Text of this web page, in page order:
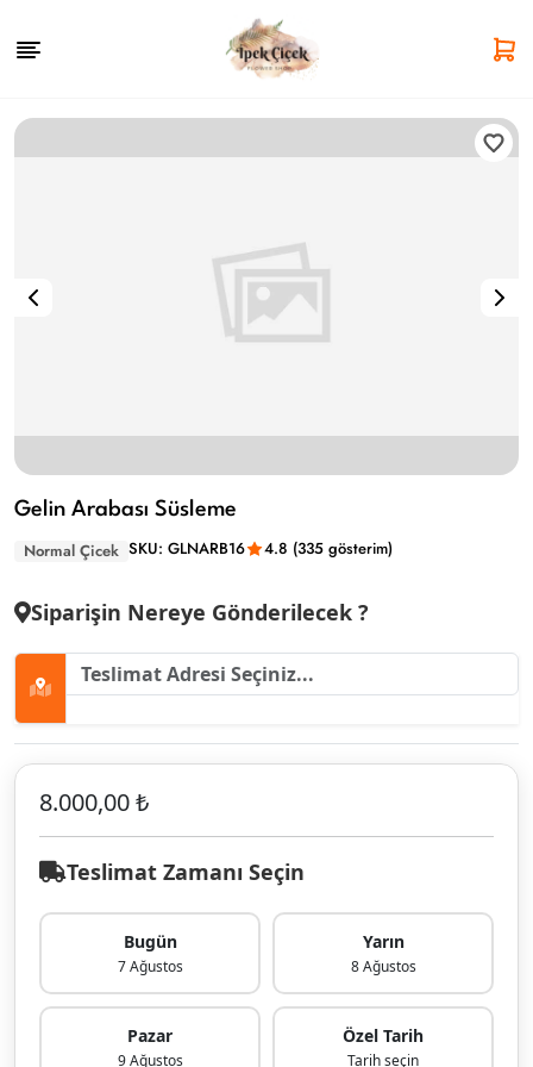
Gelin Arabası Süsleme
Normal Çicek SKU: GLNARB16 4.8 (335 gösterim)
Siparişin Nereye Gönderilecek ?
8.000,00 ₺
Teslimat Zamanı Seçin
Bugün
7 Ağustos
Yarın
8 Ağustos
Pazar
9 Ağustos
Özel Tarih
Tarih seçin